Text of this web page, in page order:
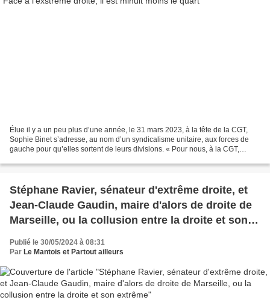
Élue il y a un peu plus d’une année, le 31 mars 2023, à la tête de la CGT,
Sophie Binet s’adresse, au nom d’un syndicalisme unitaire, aux forces de
gauche pour qu’elles sortent de leurs divisions. « Pour nous, à la CGT,
Stéphane Ravier, sénateur d'extrême droite, et
Jean-Claude Gaudin, maire d'alors de droite de
Marseille, ou la collusion entre la droite et son
extrême
Publié le 30/05/2024 à 08:31
Par Le Mantois et Partout ailleurs